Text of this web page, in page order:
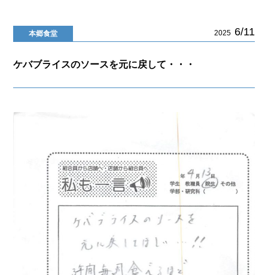
本郷食堂 2025 6/11
ケバブライスのソースを元に戻して・・・